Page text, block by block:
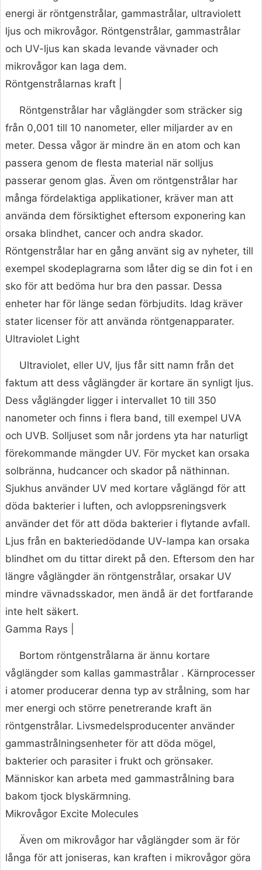
energi är röntgenstrålar, gammastrålar, ultraviolett
ljus och mikrovågor. Röntgenstrålar, gammastrålar
och UV-ljus kan skada levande vävnader och
mikrovågor kan laga dem.
Röntgenstrålarnas kraft |
Röntgenstrålar har våglängder som sträcker sig
från 0,001 till 10 nanometer, eller miljarder av en
meter. Dessa vågor är mindre än en atom och kan
passera genom de flesta material när solljus
passerar genom glas. Även om röntgenstrålar har
många fördelaktiga applikationer, kräver man att
använda dem försiktighet eftersom exponering kan
orsaka blindhet, cancer och andra skador.
Röntgenstrålar har en gång använt sig av nyheter, till
exempel skodeplagrarna som låter dig se din fot i en
sko för att bedöma hur bra den passar. Dessa
enheter har för länge sedan förbjudits. Idag kräver
stater licenser för att använda röntgenapparater.
Ultraviolet Light
Ultraviolet, eller UV, ljus får sitt namn från det
faktum att dess våglängder är kortare än synligt ljus.
Dess våglängder ligger i intervallet 10 till 350
nanometer och finns i flera band, till exempel UVA
och UVB. Solljuset som når jordens yta har naturligt
förekommande mängder UV. För mycket kan orsaka
solbränna, hudcancer och skador på näthinnan.
Sjukhus använder UV med kortare våglängd för att
döda bakterier i luften, och avloppsreningsverk
använder det för att döda bakterier i flytande avfall.
Ljus från en bakteriedödande UV-lampa kan orsaka
blindhet om du tittar direkt på den. Eftersom den har
längre våglängder än röntgenstrålar, orsakar UV
mindre vävnadsskador, men ändå är det fortfarande
inte helt säkert.
Gamma Rays |
Bortom röntgenstrålarna är ännu kortare
våglängder som kallas gammastrålar . Kärnprocesser
i atomer producerar denna typ av strålning, som har
mer energi och större penetrerande kraft än
röntgenstrålar. Livsmedelsproducenter använder
gammastrålningsenheter för att döda mögel,
bakterier och parasiter i frukt och grönsaker.
Människor kan arbeta med gammastrålning bara
bakom tjock blyskärmning.
Mikrovågor Excite Molecules
Även om mikrovågor har våglängder som är för
långa för att joniseras, kan kraften i mikrovågor göra